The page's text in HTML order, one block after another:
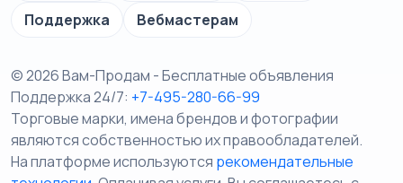
Поддержка
Вебмастерам
© 2026 Вам-Продам - Бесплатные объявления
Поддержка 24/7: +7-495-280-66-99
Торговые марки, имена брендов и фотографии
являются собственностью их правообладателей.
На платформе используются рекомендательные